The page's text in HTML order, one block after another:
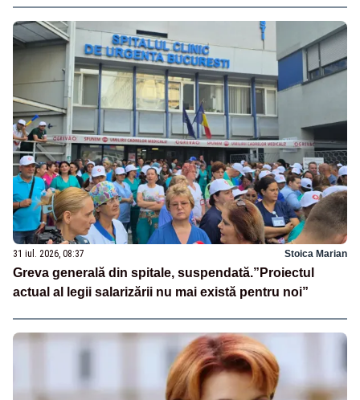
31 iul. 2026, 08:37 Stoica Marian
Greva generală din spitale, suspendată.”Proiectul
actual al legii salarizării nu mai există pentru noi”